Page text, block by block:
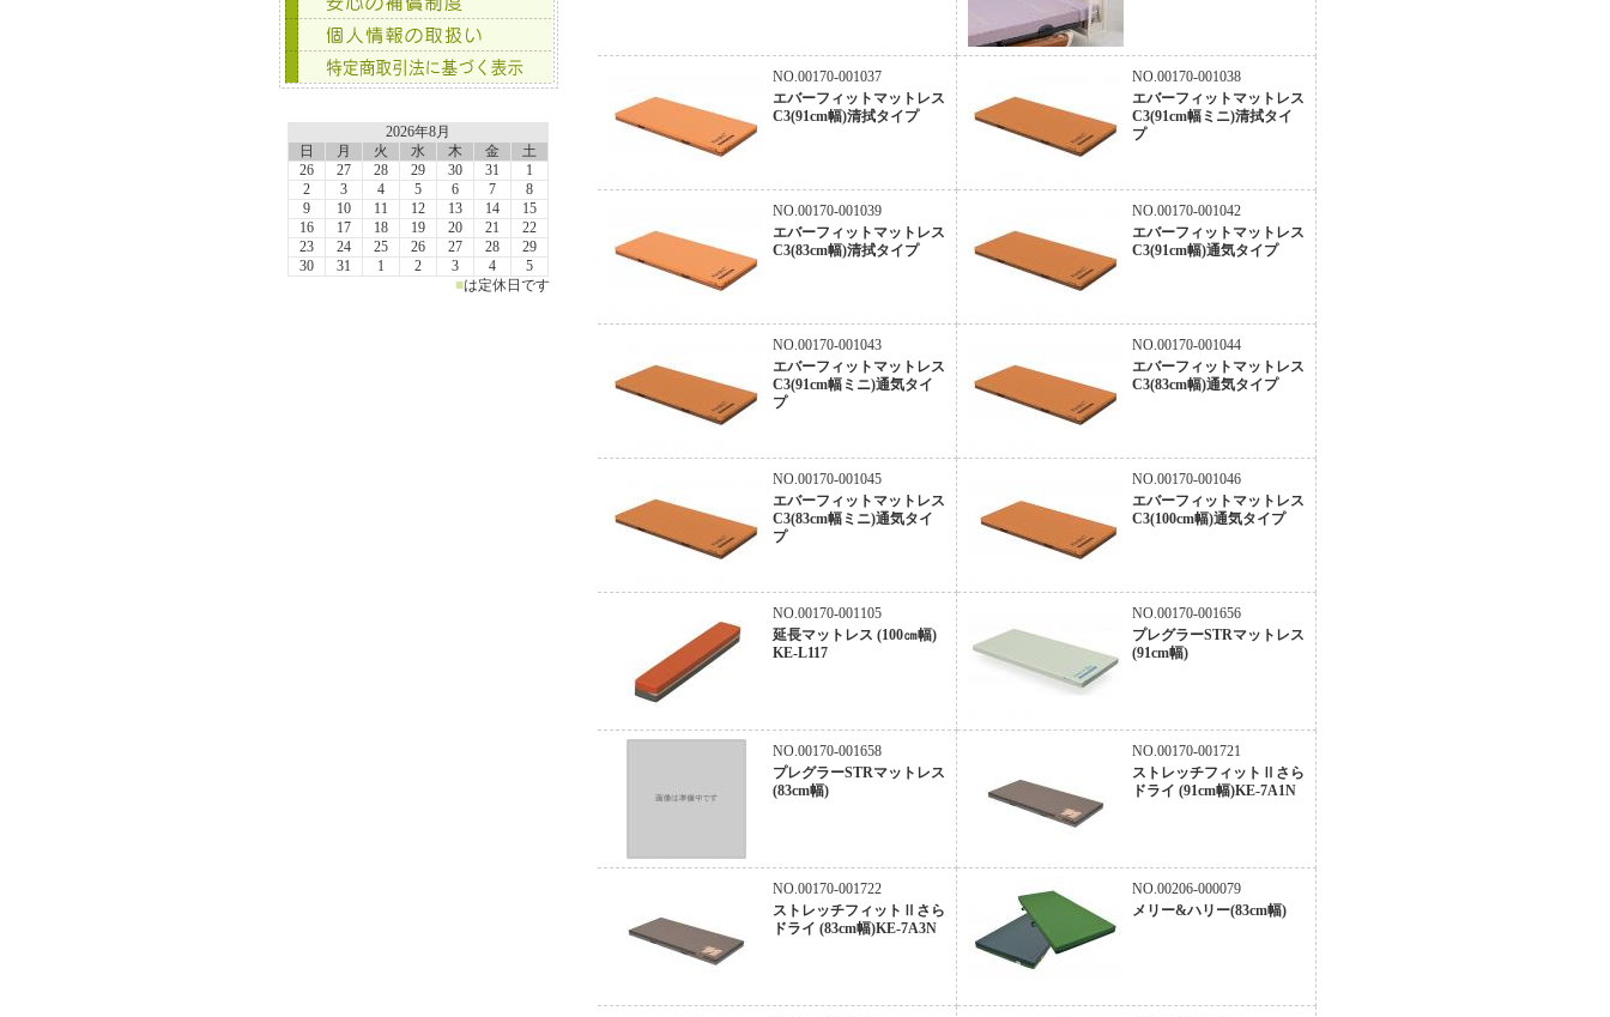
2026年8月
日
月 火 水 木 金
土
26
27 28 29 30 31
1
2
3 4 5 6 7
8
9
10 11 12 13 14
15
16
17 18 19 20 21
22
23
24 25 26 27 28
29
30
31 1 2 3 4
5
■は定休日です
NO.00170-001037
エバーフィットマットレス
C3(91cm幅)清拭タイプ
NO.00170-001038
エバーフィットマットレス
C3(91cm幅ミニ)清拭タイ
プ
NO.00170-001039
エバーフィットマットレス
C3(83cm幅)清拭タイプ
NO.00170-001042
エバーフィットマットレス
C3(91cm幅)通気タイプ
NO.00170-001043
エバーフィットマットレス
C3(91cm幅ミニ)通気タイ
プ
NO.00170-001044
エバーフィットマットレス
C3(83cm幅)通気タイプ
NO.00170-001045
エバーフィットマットレス
C3(83cm幅ミニ)通気タイ
プ
NO.00170-001046
エバーフィットマットレス
C3(100cm幅)通気タイプ
NO.00170-001105
延長マットレス (100㎝幅)
KE-L117
NO.00170-001656
プレグラーSTRマットレス
(91cm幅)
NO.00170-001658
プレグラーSTRマットレス
(83cm幅)
NO.00170-001721
ストレッチフィットⅡさら
ドライ (91cm幅)KE-7A1N
NO.00170-001722
ストレッチフィットⅡさら
ドライ (83cm幅)KE-7A3N
NO.00206-000079
メリー&ハリー(83cm幅)